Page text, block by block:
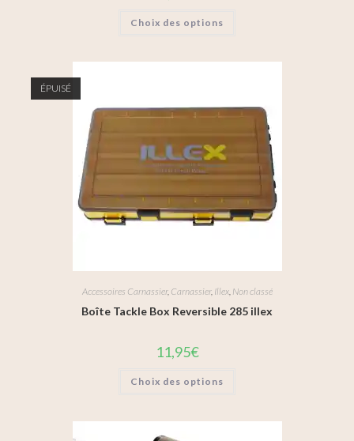
Choix des options
ÉPUISÉ
Accessoires Carnassier, Carnassier, Illex, Non classé
Boîte Tackle Box Reversible 285 illex
11,95€
Choix des options